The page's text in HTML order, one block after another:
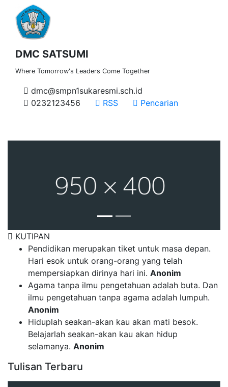
DMC SATSUMI
Where Tomorrow's Leaders Come Together
dmc@smpn1sukaresmi.sch.id
0232123456
RSS Pencarian
KUTIPAN
Pendidikan merupakan tiket untuk masa depan.
Hari esok untuk orang-orang yang telah
mempersiapkan dirinya hari ini. Anonim
Agama tanpa ilmu pengetahuan adalah buta. Dan
ilmu pengetahuan tanpa agama adalah lumpuh.
Anonim
Hiduplah seakan-akan kau akan mati besok.
Belajarlah seakan-akan kau akan hidup
selamanya. Anonim
Tulisan Terbaru